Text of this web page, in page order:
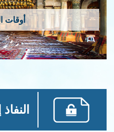
أوقات الصلاة
النفاذ إلى المعلومة